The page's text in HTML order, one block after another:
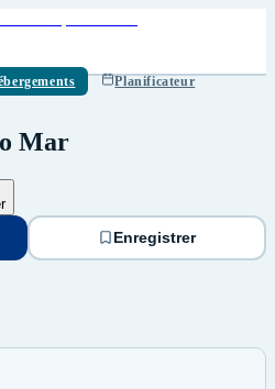
Planificateur
Mar
Enregistrer